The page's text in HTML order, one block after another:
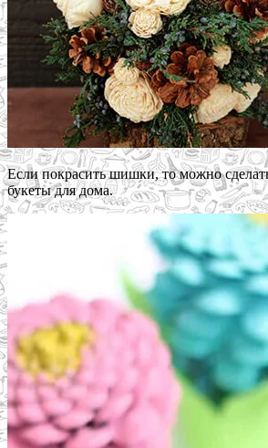
Если покрасить шишки, то можно
букеты для дома.